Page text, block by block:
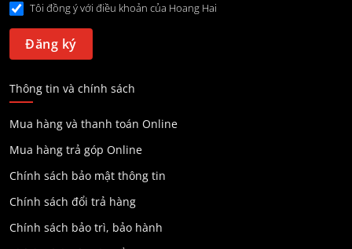
Tôi đồng ý với điều khoản của Hoang Hai
Thông tin và chính sách
Mua hàng và thanh toán Online
Mua hàng trả góp Online
Chính sách bảo mật thông tin
Chính sách đổi trả hàng
Chính sách bảo trì, bảo hành